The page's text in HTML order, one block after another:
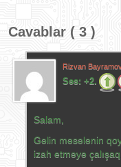
Cavablar ( 3 )
Rizvan
Səs: +2.
Salam,
Gəlin məsələnin
izah etməyə çalışaq.